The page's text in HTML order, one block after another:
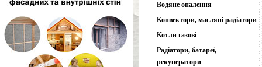
Водяне опалення
Конвектори, масляні радіатори
Котли газові
Радіатори, батареї,
рекуператори